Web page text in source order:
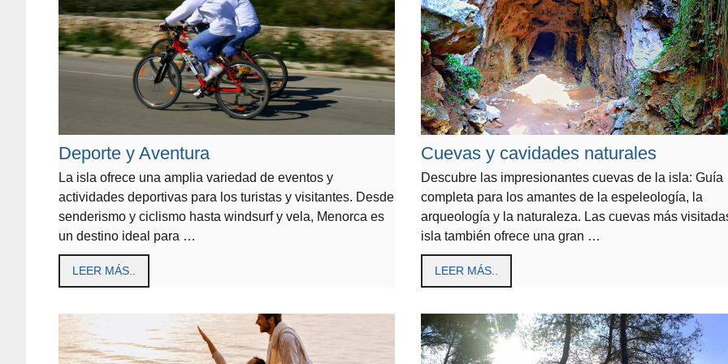
Deporte y Aventura
La isla ofrece una amplia variedad de eventos y
actividades deportivas para los turistas y visitantes. Desde
senderismo y ciclismo hasta windsurf y vela, Menorca es
un destino ideal para …
LEER MÁS..
Cuevas y cavidades naturales
Descubre las impresionantes cuevas de la isla: Guía
completa para los amantes de la espeleología, la
arqueología y la naturaleza. Las cuevas más
isla también ofrece una gran …
LEER MÁS..